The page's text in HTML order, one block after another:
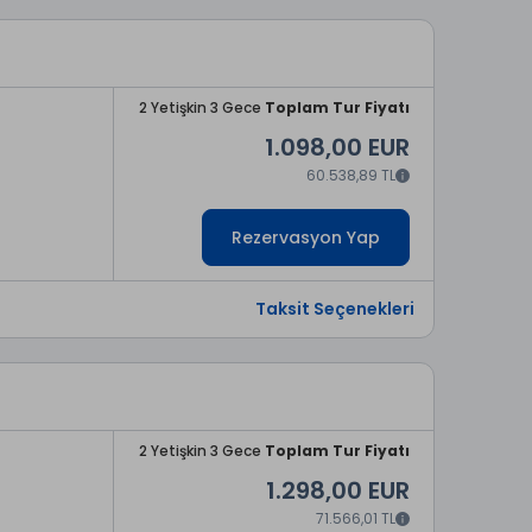
2 Yetişkin 3 Gece Toplam Tur Fiyatı
1.098,00 EUR
60.538,89 TL
Rezervasyon Yap
Taksit Seçenekleri
2 Yetişkin 3 Gece Toplam Tur Fiyatı
1.298,00 EUR
71.566,01 TL